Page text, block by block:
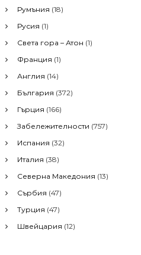
r
Румъния (18)
Русия (1)
Света гора – Атон (1)
Франция (1)
Англия (14)
България (372)
Гърция (166)
Забележителности (757)
Испания (32)
Италия (38)
Северна Македония (13)
Сърбия (47)
Турция (47)
Швейцария (12)